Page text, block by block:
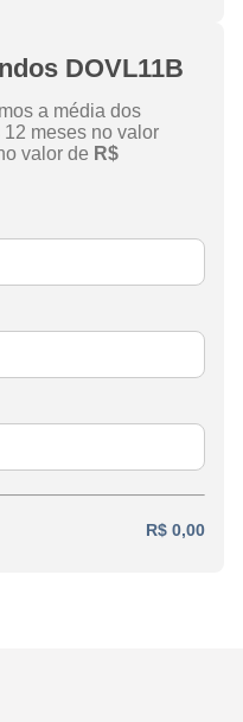
DOVL11B
a média dos
meses no valor
valor de R$
R$ 0,00